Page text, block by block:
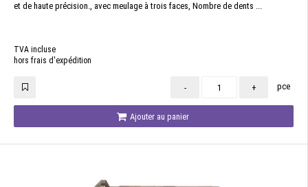
et de haute précision., avec meulage à trois faces, Nombre de dents ...
TVA incluse
hors frais d'expédition
- + pce
Ajouter au panier